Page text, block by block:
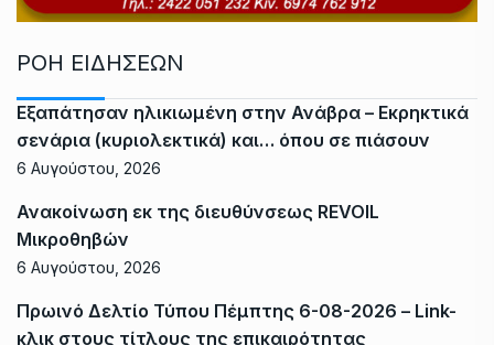
ΡΟΗ ΕΙΔΗΣΕΩΝ
Εξαπάτησαν ηλικιωμένη στην Ανάβρα – Εκρηκτικά
σενάρια (κυριολεκτικά) και… όπου σε πιάσουν
6 Αυγούστου, 2026
Ανακοίνωση εκ της διευθύνσεως REVOIL
Μικροθηβών
6 Αυγούστου, 2026
Πρωινό Δελτίο Τύπου Πέμπτης 6-08-2026 – Link-
κλικ στους τίτλους της επικαιρότητας